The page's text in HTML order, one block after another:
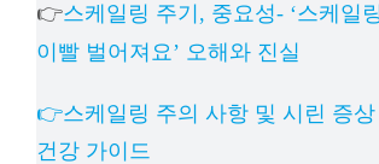
👉스케일링 주기, 중요성- ‘스케일
이빨 벌어져요’ 오해와 진실
👉스케일링 주의 사항 및 시린 증
건강 가이드